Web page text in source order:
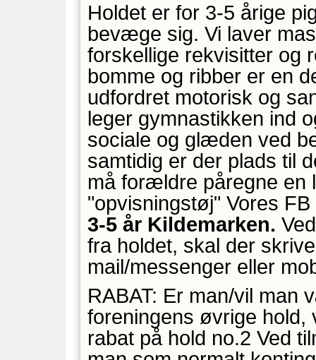
Holdet er for 3-5 årige
bevæge sig. Vi laver
forskellige rekvisitter og
bomme og ribber er en
udfordret motorisk og
leger gymnastikken ind
sociale og glæden ved
samtidig er der plads til
må forældre påregne en
"opvisningstøj" Vores
3-5 år Kildemarken.
fra holdet, skal der
mail/messenger eller
RABAT: Er man/vil man
foreningens øvrige hold,
rabat på hold no.2 Ved